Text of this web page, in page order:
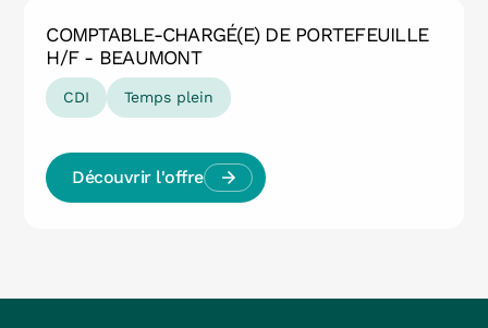
COMPTABLE-CHARGÉ(E) DE PORTEFEUILLE
H/F - BEAUMONT
CDI Temps plein
Découvrir l'offre